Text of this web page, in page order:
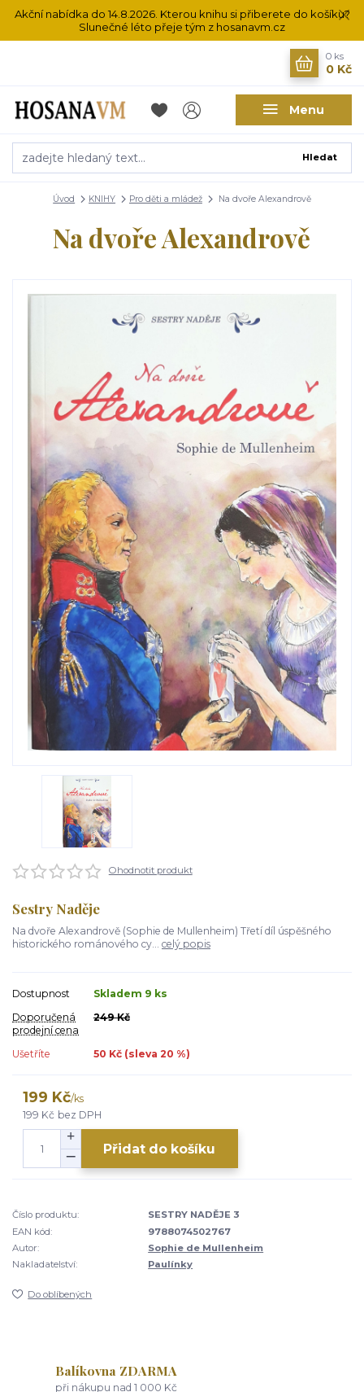
Akční nabídka do 14.8.2026. Kterou knihu si přiberete do košíku?
Slunečné léto přeje tým z hosanavm.cz
Menu
Hledat
0 ks
0 Kč
Úvod KNIHY Pro děti a mládež Na dvoře Alexandrově
Na dvoře Alexandrově
Ohodnotit produkt
Sestry Naděje
Na dvoře Alexandrově (Sophie de Mullenheim) Třetí díl úspěšného
historického románového cy... celý popis
Dostupnost
Skladem 9 ks
Doporučená
prodejní cena
249 Kč
Ušetříte 50 Kč (sleva 20 %)
199 Kč/ks
199 Kč bez DPH
Přidat do košíku
Číslo produktu:
SESTRY NADĚJE 3
EAN kód:
9788074502767
Autor:
Sophie de Mullenheim
Nakladatelství:
Paulínky
Do oblíbených
Balíkovna ZDARMA
při nákupu nad 1 000 Kč